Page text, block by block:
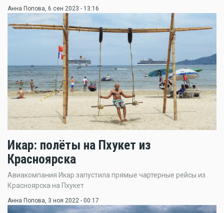
Анна Попова , 6 сен 2023 - 13:16
Икар: полёты на Пхукет из
Красноярска
Авиакомпания Икар запустила прямые чартерные рейсы из
Красноярска на Пхукет
Анна Попова , 3 ноя 2022 - 00:17